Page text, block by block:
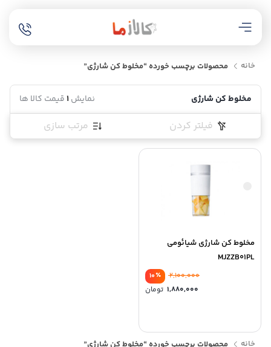
خانه محصولات برچسب خورده “مخلوط کن شارژی”
مخلوط کن شارژی نمایش1قیمت کالا ها
فیلتر کردن مرتب سازی
مخلوط کن شارژی شیائومی
MJZZB01PL
٪10
2,100,000
1,880,000 تومان
خانه محصولات برچسب خورده “مخلوط کن شارژی”